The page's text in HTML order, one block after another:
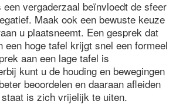
vergaderzaal beïnvloedt de sfeer
Maak ook een bewuste keuze
u plaatsneemt. Een gesprek dat
een hoge tafel krijgt snel een formeel
aan een lage tafel is
kunt u de houding en bewegingen
beoordelen en daaraan afleiden
is zich vrijelijk te uiten.